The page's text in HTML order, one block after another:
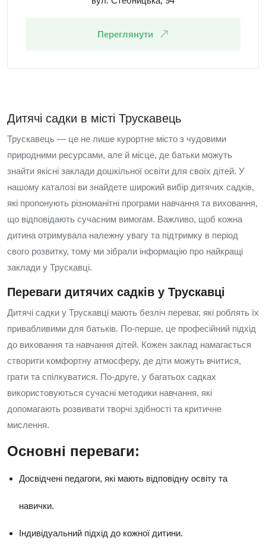
Переглянути
Дитячі садки в місті Трускавець
Трускавець — це не лише курортне місто з чудовими
природними ресурсами, але й місце, де батьки можуть
знайти якісні заклади дошкільної освіти для своїх дітей. У
нашому каталозі ви знайдете широкий вибір дитячих садків,
які пропонують різноманітні програми навчання та виховання,
що відповідають сучасним вимогам. Важливо, щоб кожна
дитина отримувала належну увагу та підтримку в період
свого розвитку, тому ми зібрали інформацію про найкращі
заклади у Трускавці.
Переваги дитячих садків у Трускавці
Дитячі садки у Трускавці мають безліч переваг, які роблять їх
привабливими для батьків. По-перше, це професійний підхід
до виховання та навчання дітей. Кожен заклад намагається
створити комфортну атмосферу, де діти можуть вчитися,
грати та спілкуватися. По-друге, у багатьох садках
використовуються сучасні методики навчання, які
допомагають розвивати творчі здібності та критичне
мислення.
Основні переваги:
Досвідчені педагоги, які мають відповідну освіту та
навички.
Індивідуальний підхід до кожної дитини.